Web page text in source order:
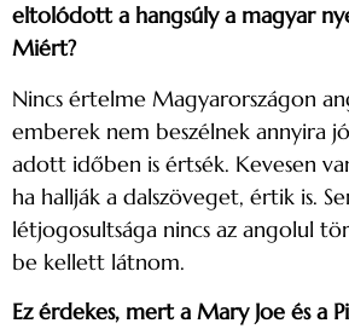
eltolódott a hangsúly a magyar
Miért?
Nincs értelme Magyarországon
emberek nem beszélnek annyira
adott időben is értsék. Kevesen
ha hallják a dalszöveget, értik is.
létjogosultsága nincs az angolul
be kellett látnom.
Ez érdekes, mert a Mary Joe és a